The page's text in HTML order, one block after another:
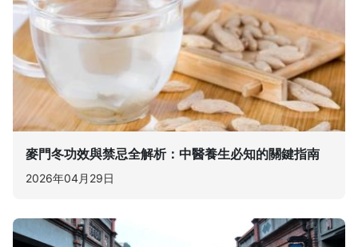
麥門冬功效與禁忌全解析：中醫養生必知的關鍵指南
2026年04月29日